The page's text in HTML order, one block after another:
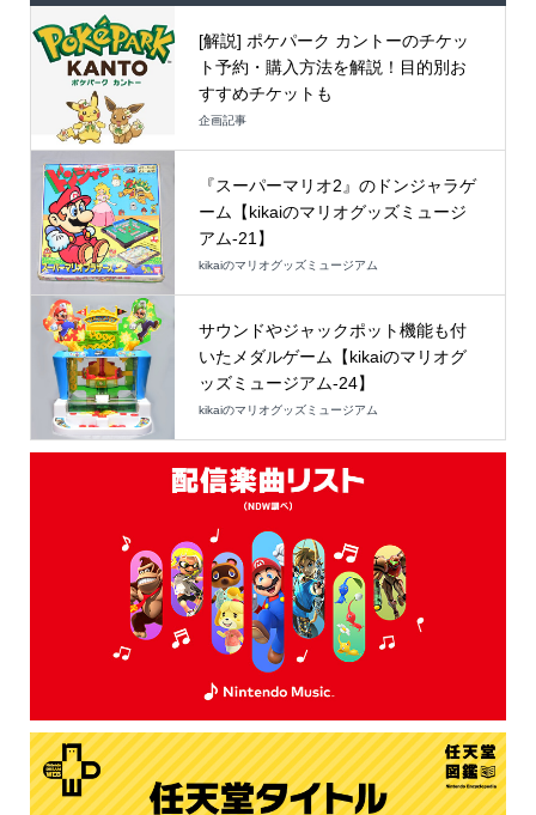
[解説] ポケパーク カントーのチケッ
ト予約・購入方法を解説！目的別お
すすめチケットも
企画記事
『スーパーマリオ2』のドンジャラゲ
ーム【kikaiのマリオグッズミュージ
アム-21】
kikaiのマリオグッズミュージアム
サウンドやジャックポット機能も付
いたメダルゲーム【kikaiのマリオグ
ッズミュージアム-24】
kikaiのマリオグッズミュージアム